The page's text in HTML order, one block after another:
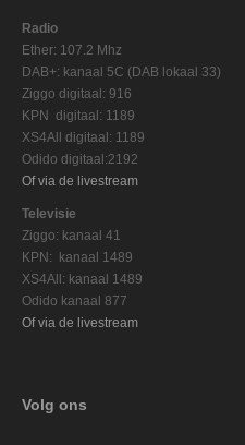
Radio
Ether: 107.2 Mhz
DAB+: kanaal 5C (DAB lokaal 33)
Ziggo digitaal: 916
KPN digitaal: 1189
XS4All digitaal: 1189
Odido digitaal:2192
Of via de livestream
Televisie
Ziggo: kanaal 41
KPN: kanaal 1489
XS4All: kanaal 1489
Odido kanaal 877
Of via de livestream
Volg ons